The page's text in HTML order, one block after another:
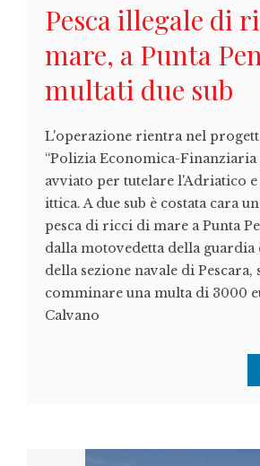
Pesca illegale di
mare, a Punta
multati due sub
L'operazione rientra nel
“Polizia Economica-Finanziaria
avviato per tutelare l'Adriatico e
ittica. A due sub è costata cara
pesca di ricci di mare a Punta
dalla motovedetta della guardia
della sezione navale di Pescara,
comminare una multa di 3000
Calvano